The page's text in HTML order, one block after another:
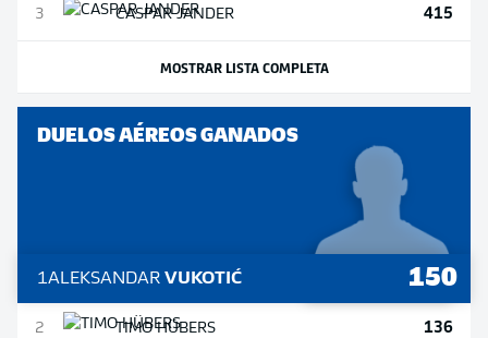
3 CASPARJANDER 415
MOSTRAR LISTA COMPLETA
DUELOS AÉREOS GANADOS
1ALEKSANDAR VUKOTIĆ 150
2 TIMOHÜBERS 136